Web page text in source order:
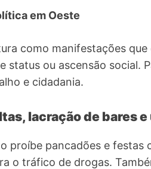
em Oeste
como manifestações
status ou ascensão social.
e cidadania.
lacração de bares
proíbe pancadões e festas
o tráfico de drogas.